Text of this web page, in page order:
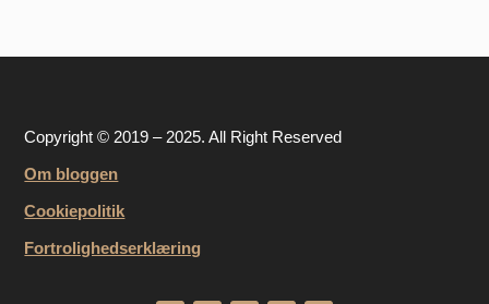
Copyright © 2019 – 2025. All Right Reserved
Om bloggen
Cookiepolitik
Fortrolighedserklæring